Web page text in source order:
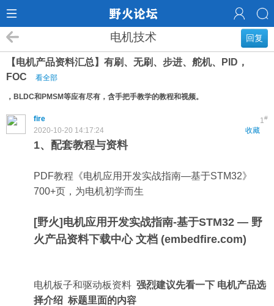
回复
电机技术
【电机产品资料汇总】有刷、无刷、步进、舵机、PID，
FOC
看全部
，BLDC和PMSM等应有尽有，含手把手教学的教程和视频。
1#
fire
收藏
2020-10-20 14:17:24
1、配套教程与资料
PDF教程《电机应用开发实战指南—基于STM32》
700+页，为电机初学而生
[野火]电机应用开发实战指南-基于STM32 — 野
火产品资料下载中心 文档 (embedfire.com)
电机板子和驱动板资料 强烈建议先看一下 电机产品选
择介绍 标题里面的内容